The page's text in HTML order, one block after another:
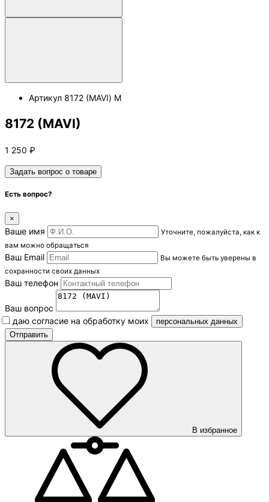
Артикул 8172 (MAVI) M
8172 (MAVI)
1 250 ₽
Задать вопрос о товаре
Есть вопрос?
×
Ваше имя
Уточните, пожалуйста, как к
вам можно обращаться
Ваш Email
Вы можете быть уверены в
сохранности своих данных
Ваш телефон
Ваш вопрос
Я даю согласие на обработку моих
персональных данных
В избранное